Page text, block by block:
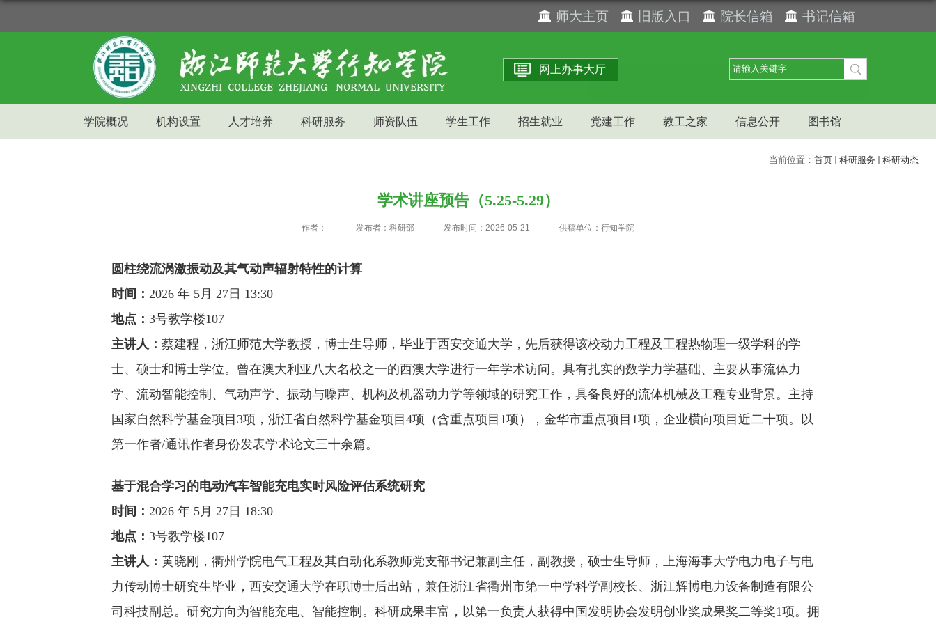
师大主页 旧版入口 院长信箱 书记信箱
网上办事大厅
学院概况 机构设置 人才培养 科研服务 师资队伍 学生工作 招生就业 党建工作 教工之家 信息公开 图书馆
当前位置： 首页 科研服务 科研动态
学术讲座预告（5.25-5.29）
作者： 发布者：科研部 发布时间：2026-05-21 供稿单位：行知学院
圆柱绕流涡激振动及其气动声辐射特性的计算
时间： 2026 年 5月 27日 13:30
地点： 3号教学楼107
主讲人： 蔡建程，浙江师范大学教授，博士生导师，毕业于西安交通大学，先后获得该校动力工程及工程热物理一级学科的学
士、硕士和博士学位。曾在澳大利亚八大名校之一的西澳大学进行一年学术访问。具有扎实的数学力学基础、主要从事流体力
学、流动智能控制、气动声学、振动与噪声、机构及机器动力学等领域的研究工作，具备良好的流体机械及工程专业背景。主持
国家自然科学基金项目 3项，浙江省自然科学基金项目 4项（含重点项目 1项），金华市重点项目 1项，企业横向项目近二十项。以
第一作者/通讯作者身份发表学术论文三十余篇。
基于混合学习的电动汽车智能充电实时风险评估系统研究
时间： 2026 年 5月 27日 18:30
地点： 3号教学楼107
主讲人： 黄晓刚，衢州学院电气工程及其自动化系教师党支部书记兼副主任，副教授，硕士生导师，上海海事大学电力电子与电
力传动博士研究生毕业，西安交通大学在职博士后出站，兼任浙江省衢州市第一中学科学副校长、浙江辉博电力设备制造有限公
司科技副总。研究方向为智能充电、智能控制。科研成果丰富，以第一负责人获得中国发明协会发明创业奖成果奖二等奖1项。拥